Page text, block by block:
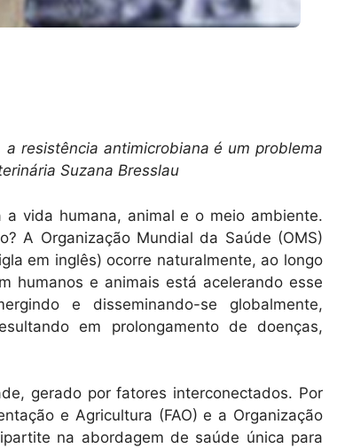
resistência antimicrobiana é um problema
Suzana Bresslau
vida humana, animal e o meio ambiente.
A Organização Mundial da Saúde (OMS)
em inglês) ocorre naturalmente, ao longo
humanos e animais está acelerando esse
e disseminando-se globalmente,
em prolongamento de doenças,
gerado por fatores interconectados. Por
e Agricultura (FAO) e a Organização
na abordagem de saúde única para